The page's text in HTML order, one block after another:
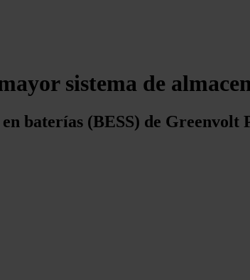
sistema de
baterías (BESS) de